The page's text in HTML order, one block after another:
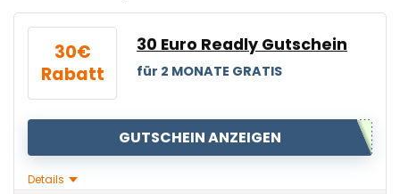
30€
Rabatt
30 Euro Readly Gutschein
für 2 MONATE GRATIS
GUTSCHEIN ANZEIGEN
Details